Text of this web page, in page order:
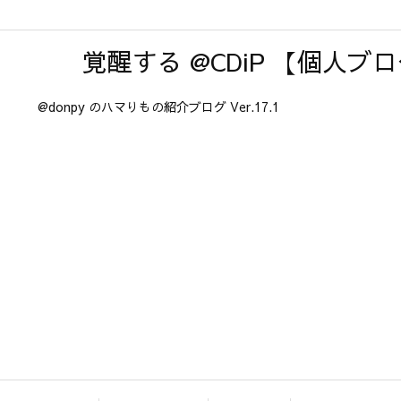
覚醒する @CDiP 【個人ブ
@donpy のハマりもの紹介ブログ Ver.17.1